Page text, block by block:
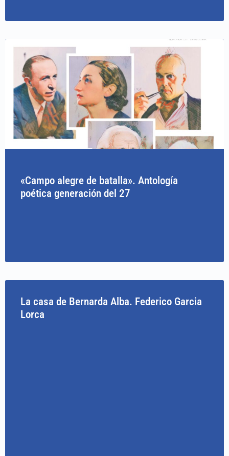
«Campo alegre de batalla». Antología
poética generación del 27
La casa de Bernarda Alba. Federico Garcia
Lorca